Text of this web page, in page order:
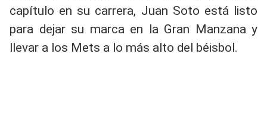
capítulo en su carrera, Juan Soto está listo
para dejar su marca en la Gran Manzana y
llevar a los Mets a lo más alto del béisbol.